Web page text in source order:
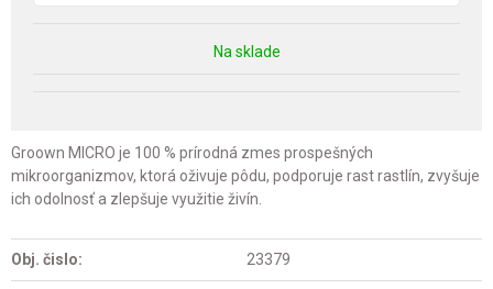
Na sklade
Groown MICRO je 100 % prírodná zmes prospešných
mikroorganizmov, ktorá oživuje pôdu, podporuje rast rastlín, zvyšuje
ich odolnosť a zlepšuje využitie živín.
Obj. čislo: 23379